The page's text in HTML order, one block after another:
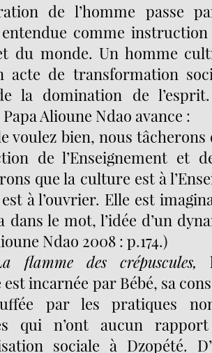
de l’homme passe
comme instruction
du monde. Un homme
acte de transformation
la domination de
Alioune Ndao avance :
voulez bien, nous
de l’Enseignement et
que la culture est à
à l’ouvrier. Elle est
dans le mot, l’idée d’un
Ndao 2008 : p.174.)
flamme des crépuscules,
est incarnée par Bébé, sa
par les pratiques
qui n’ont aucun
sociale à Dzopété.